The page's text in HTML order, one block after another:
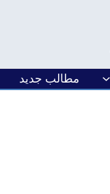
مطالب جدید